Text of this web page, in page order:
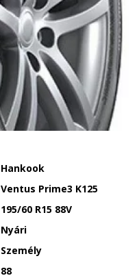
Hankook
Ventus Prime3 K125
195/60 R15 88V
Nyári
Személy
88